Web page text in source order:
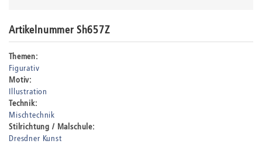
Artikelnummer Sh657Z
Themen:
Figurativ
Motiv:
Illustration
Technik:
Mischtechnik
Stilrichtung / Malschule:
Dresdner Kunst